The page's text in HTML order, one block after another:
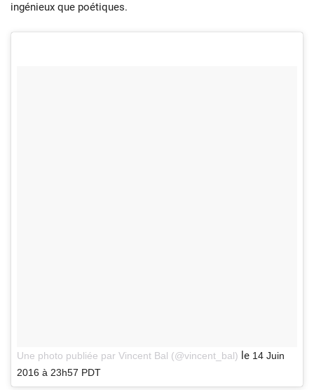
ingénieux que poétiques.
Une photo publiée par Vincent Bal (@vincent_bal) le 14 Juin
2016 à 23h57 PDT